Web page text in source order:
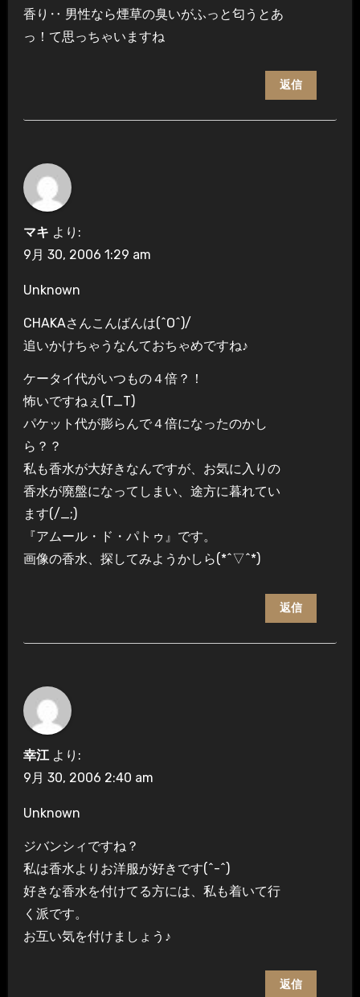
香り‥ 男性なら煙草の臭いがふっと匂うとあ
っ！て思っちゃいますね
返信
マキ より:
9月 30, 2006 1:29 am
Unknown
CHAKAさんこんばんは(^O^)/
追いかけちゃうなんておちゃめですね♪
ケータイ代がいつもの４倍？！
怖いですねぇ(T_T)
パケット代が膨らんで４倍になったのかし
ら？？
私も香水が大好きなんですが、お気に入りの
香水が廃盤になってしまい、途方に暮れてい
ます(/_;)
『アムール・ド・パトゥ』です。
画像の香水、探してみようかしら(*^▽^*)
返信
幸江 より:
9月 30, 2006 2:40 am
Unknown
ジバンシィですね？
私は香水よりお洋服が好きです(^-^)
好きな香水を付けてる方には、私も着いて行
く派です。
お互い気を付けましょう♪
返信